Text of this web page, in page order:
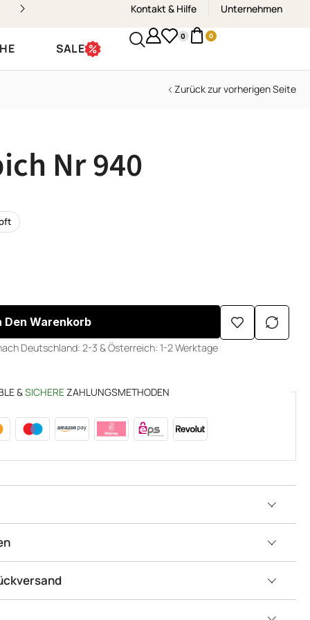
Kostenloser Versand &
Kontakt & Hilfe Unternehmen
SALE
0 0
Zurück zur vorherigen Seite
Nr 940
Den Warenkorb
Deutschland: 2-3 & Österreich: 1-2 Werktage
&SICHEREZAHLUNGSMETHODEN